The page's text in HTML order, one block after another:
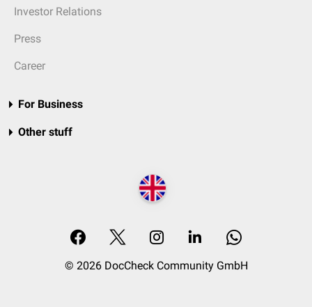
Investor Relations
Press
Career
For Business
Other stuff
© 2026 DocCheck Community GmbH